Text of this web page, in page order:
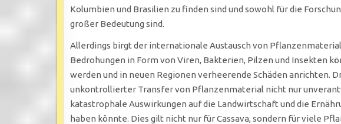
Kolumbien und Brasilien zu finden sind und sowohl für die
großer Bedeutung sind.
Allerdings birgt der internationale Austausch von
Bedrohungen in Form von Viren, Bakterien, Pilzen und Insekten
werden und in neuen Regionen verheerende Schäden anrichten.
unkontrollierter Transfer von Pflanzenmaterial nicht nur
katastrophale Auswirkungen auf die Landwirtschaft und die
haben könnte. Dies gilt nicht nur für Cassava, sondern für viele